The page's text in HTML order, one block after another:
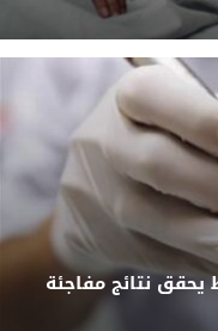
نتائج مفاجئة